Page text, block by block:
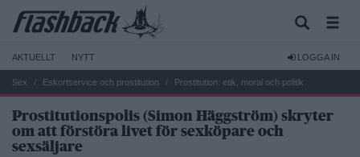
AKTUELLT NYTT LOGGA IN
Sex Eskortservice och prostitution Prostitution: etik, moral och politik
Prostitutionspolis (Simon Häggström) skryter
om att förstöra livet för sexköpare och
sexsäljare